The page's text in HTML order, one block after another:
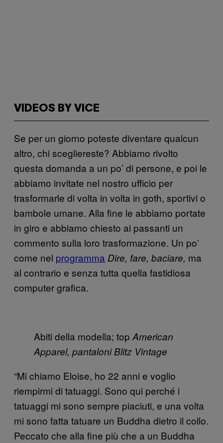
VIDEOS BY VICE
Se per un giorno poteste diventare qualcun
altro, chi scegliereste? Abbiamo rivolto
questa domanda a un po’ di persone, e poi le
abbiamo invitate nel nostro ufficio per
trasformarle di volta in volta in goth, sportivi o
bambole umane. Alla fine le abbiamo portate
in giro e abbiamo chiesto ai passanti un
commento sulla loro trasformazione. Un po’
come nel programma Dire, fare, baciare, ma
al contrario e senza tutta quella fastidiosa
computer grafica.
Abiti della modella; top American
Apparel, pantaloni Blitz Vintage
“Mi chiamo Eloise, ho 22 anni e voglio
riempirmi di tatuaggi. Sono qui perché i
tatuaggi mi sono sempre piaciuti, e una volta
mi sono fatta tatuare un Buddha dietro il collo.
Peccato che alla fine più che a un Buddha